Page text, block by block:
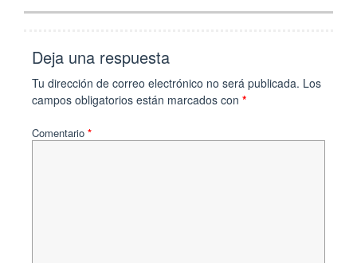
Deja una respuesta
Tu dirección de correo electrónico no será publicada. Los
campos obligatorios están marcados con *
Comentario *